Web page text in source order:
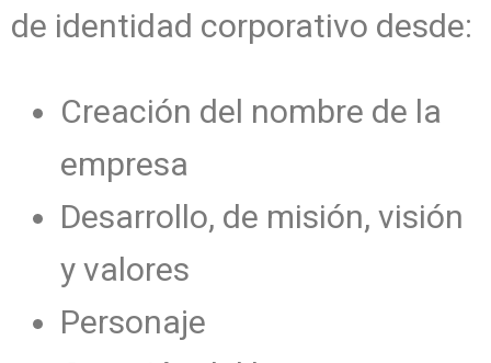
de identidad corporativo desde:
Creación del nombre de la
empresa
Desarrollo, de misión, visión
y valores
Personaje